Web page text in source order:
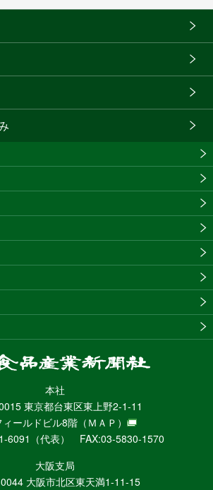
食
産
業
新
聞
社
ニ
本社
東京都台東区東上野2-1-11
ィールドビル8階 （ＭＡＰ）
6091（代表） FAX:03-5830-1570
大阪支局
大阪市北区東天満1-11-15